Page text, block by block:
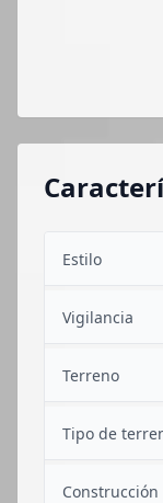
Estilo
Vigilancia
Terreno
Tipo de
Construcción